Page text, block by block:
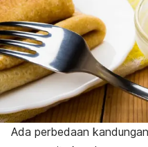
Ada perbedaan